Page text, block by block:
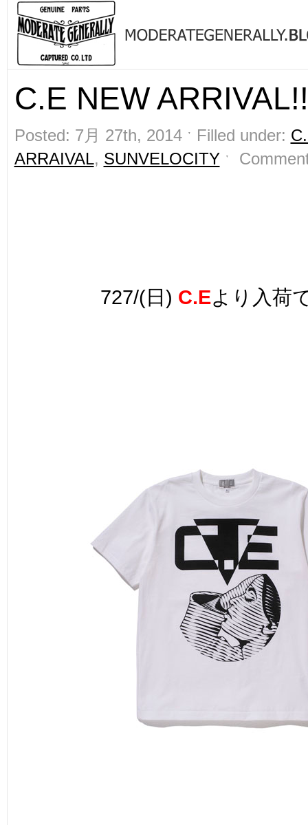
C.E NEW ARRIVAL!!
Posted: 7月 27th, 2014 ˑ Filled under:
ARRAIVAL, SUNVELOCITYˑ
727/(日) C.Eより入荷